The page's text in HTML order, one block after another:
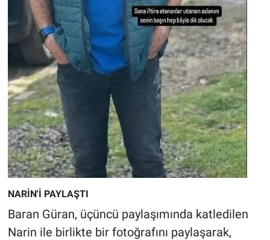
NARİN'İ PAYLAŞTI
Baran Güran, üçüncü paylaşımında katledilen
Narin ile birlikte bir fotoğrafını paylaşarak,